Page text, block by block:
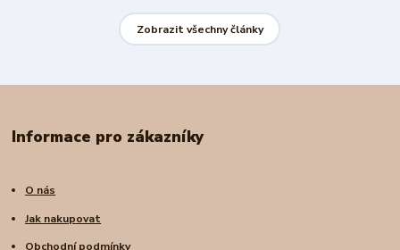
Zobrazit všechny články
Informace pro zákazníky
O nás
Jak nakupovat
Obchodní podmínky